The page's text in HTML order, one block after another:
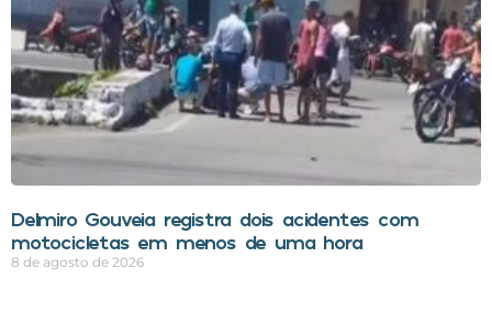
Delmiro Gouveia registra dois acidentes com
motocicletas em menos de uma hora
8 de agosto de 2026